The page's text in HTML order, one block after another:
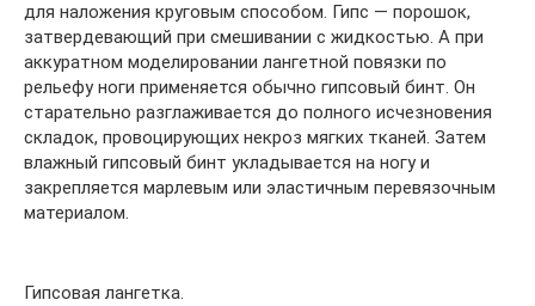
для наложения круговым способом. Гипс — порошок,
затвердевающий при смешивании с жидкостью. А при
аккуратном моделировании лангетной повязки по
рельефу ноги применяется обычно гипсовый бинт. Он
старательно разглаживается до полного исчезновения
складок, провоцирующих некроз мягких тканей. Затем
влажный гипсовый бинт укладывается на ногу и
закрепляется марлевым или эластичным перевязочным
материалом.
Гипсовая лангетка.